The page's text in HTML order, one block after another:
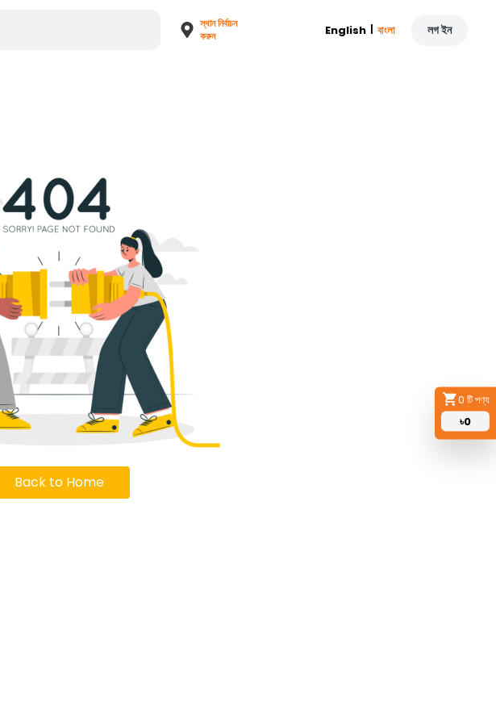
0 টি পণ্য
৳0
স্থান নির্বাচন
করুন
English | বাংলা লগ ইন
Back to Home